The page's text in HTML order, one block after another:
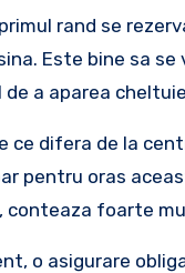
rand se
Este bine sa
a aparea
ce difera de la
pentru oras
foarte
o asigurare